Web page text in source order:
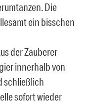
Die
ein bisschen
der Zauberer
innerhalb von
schließlich
sofort wieder